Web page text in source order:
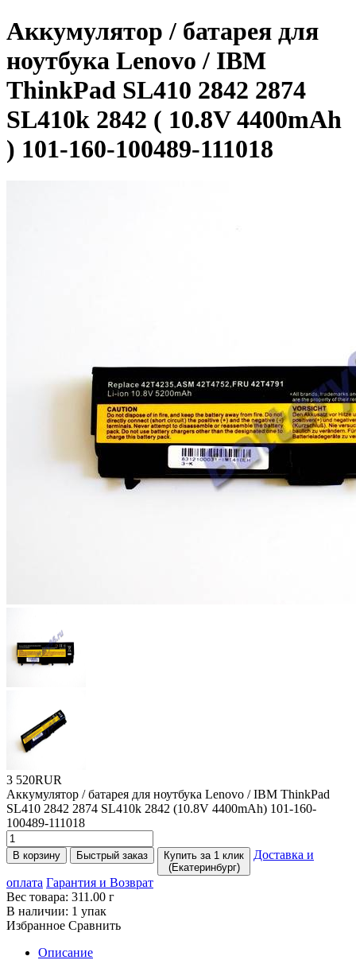
Аккумулятор / батарея для
ноутбука Lenovo / IBM
ThinkPad SL410 2842 2874
SL410k 2842 ( 10.8V 4400mAh
) 101-160-100489-111018
3 520RUR
Аккумулятор / батарея для ноутбука Lenovo / IBM ThinkPad
SL410 2842 2874 SL410k 2842 (10.8V 4400mAh) 101-160-
100489-111018
В корзину Быстрый заказ
Купить за 1 клик
(Екатеринбург)
Доставка и
оплата Гарантия и Возврат
Вес товара: 311.00 г
В наличии: 1 упак
Избранное Сравнить
Описание